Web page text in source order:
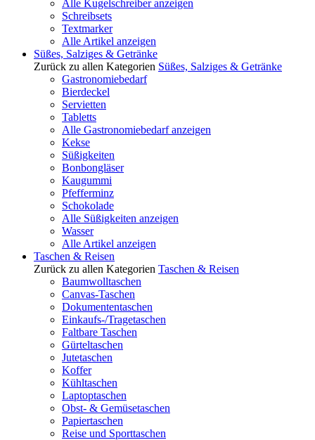
Alle Kugelschreiber anzeigen
Schreibsets
Textmarker
Alle Artikel anzeigen
Süßes, Salziges & Getränke
Zurück zu allen Kategorien Süßes, Salziges & Getränke
Gastronomiebedarf
Bierdeckel
Servietten
Tabletts
Alle Gastronomiebedarf anzeigen
Kekse
Süßigkeiten
Bonbongläser
Kaugummi
Pfefferminz
Schokolade
Alle Süßigkeiten anzeigen
Wasser
Alle Artikel anzeigen
Taschen & Reisen
Zurück zu allen Kategorien Taschen & Reisen
Baumwolltaschen
Canvas-Taschen
Dokumententaschen
Einkaufs-/Tragetaschen
Faltbare Taschen
Gürteltaschen
Jutetaschen
Koffer
Kühltaschen
Laptoptaschen
Obst- & Gemüsetaschen
Papiertaschen
Reise und Sporttaschen